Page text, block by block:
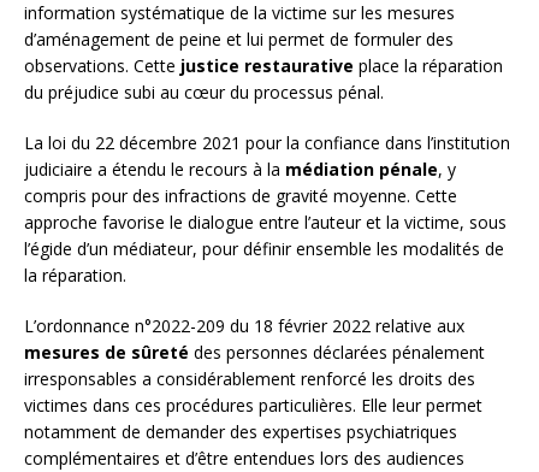
information systématique de la victime sur les mesures
d’aménagement de peine et lui permet de formuler des
observations. Cette justice restaurative place la réparation
du préjudice subi au cœur du processus pénal.
La loi du 22 décembre 2021 pour la confiance dans l’institution
judiciaire a étendu le recours à la médiation pénale, y
compris pour des infractions de gravité moyenne. Cette
approche favorise le dialogue entre l’auteur et la victime, sous
l’égide d’un médiateur, pour définir ensemble les modalités de
la réparation.
L’ordonnance n°2022-209 du 18 février 2022 relative aux
mesures de sûreté des personnes déclarées pénalement
irresponsables a considérablement renforcé les droits des
victimes dans ces procédures particulières. Elle leur permet
notamment de demander des expertises psychiatriques
complémentaires et d’être entendues lors des audiences